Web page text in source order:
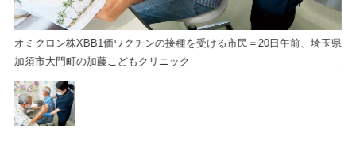
オミクロン株XBB1価ワクチンの接種を受ける市民＝20日午前、埼玉県
加須市大門町の加藤こどもクリニック